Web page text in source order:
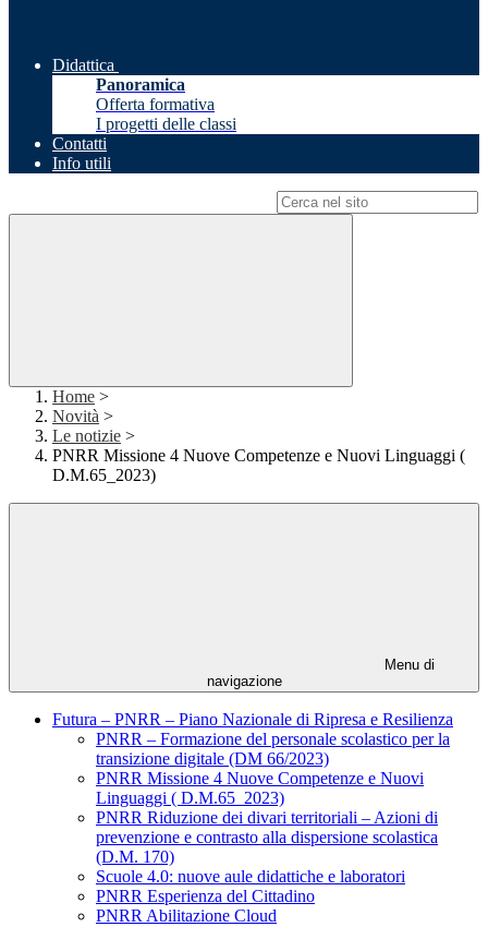
Didattica
Panoramica
Offerta formativa
I progetti delle classi
Contatti
Info utili
Home >
Novità >
Le notizie >
PNRR Missione 4 Nuove Competenze e Nuovi Linguaggi (
D.M.65_2023)
Menu di
navigazione
Futura – PNRR – Piano Nazionale di Ripresa e Resilienza
PNRR – Formazione del personale scolastico per la
transizione digitale (DM 66/2023)
PNRR Missione 4 Nuove Competenze e Nuovi
Linguaggi ( D.M.65_2023)
PNRR Riduzione dei divari territoriali – Azioni di
prevenzione e contrasto alla dispersione scolastica
(D.M. 170)
Scuole 4.0: nuove aule didattiche e laboratori
PNRR Esperienza del Cittadino
PNRR Abilitazione Cloud